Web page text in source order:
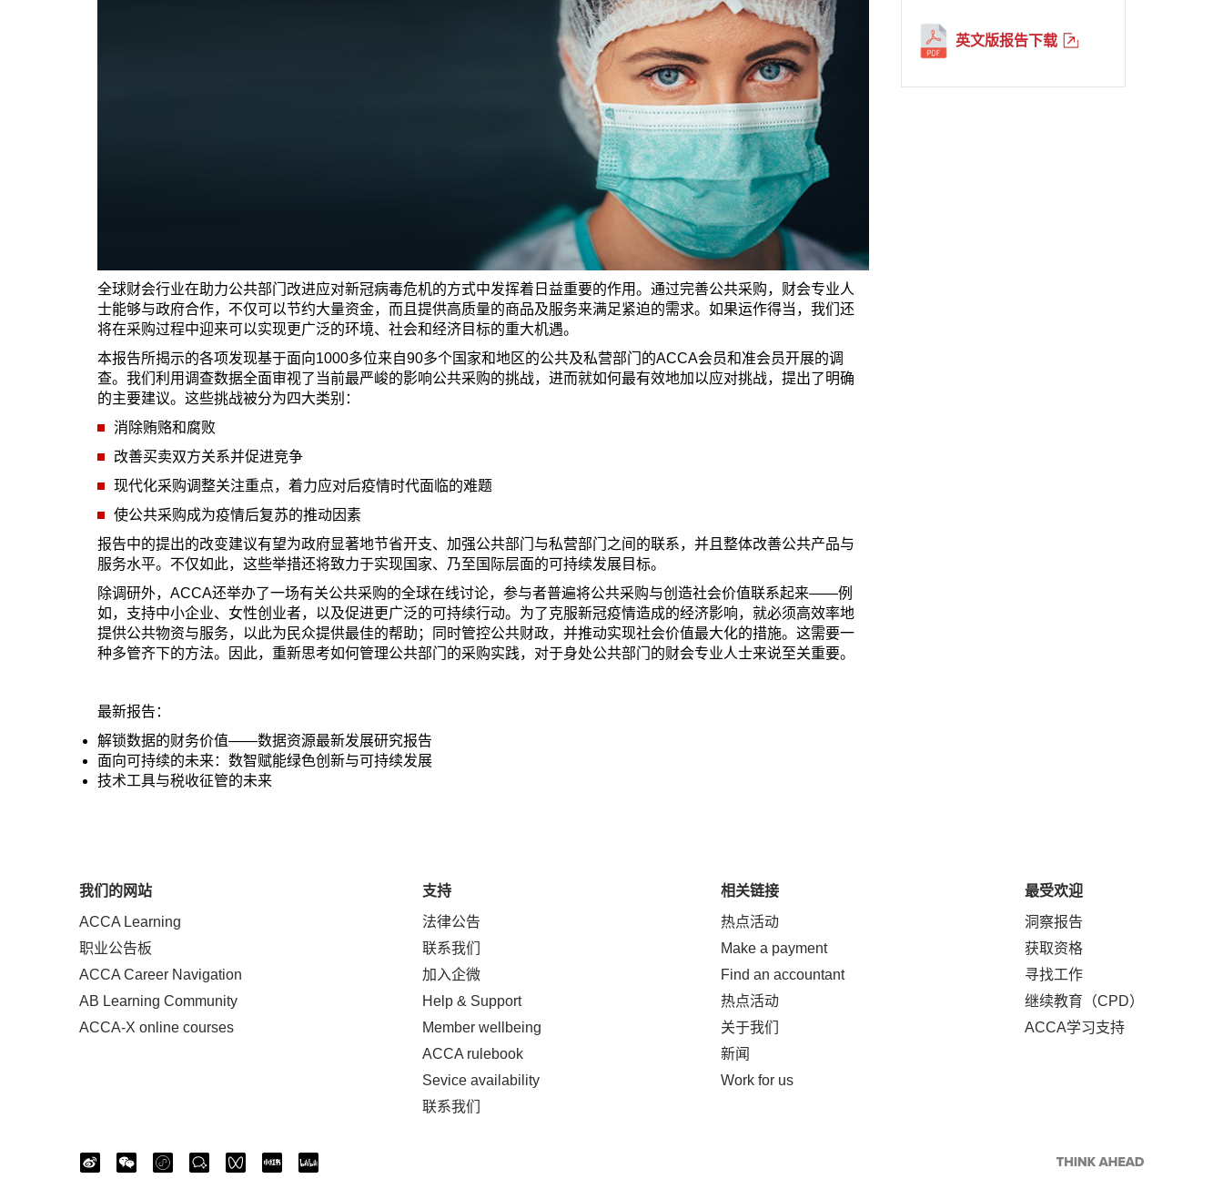
全球财会行业在助力公共部门改进应对新冠病毒危机的方式中发挥着日益重要的作用。通过完善公共采购，财会专业人
士能够与政府合作，不仅可以节约大量资金，而且提供高质量的商品及服务来满足紧迫的需求。如果运作得当，我们还
将在采购过程中迎来可以实现更广泛的环境、社会和经济目标的重大机遇。
本报告所揭示的各项发现基于面向1000多位来自90多个国家和地区的公共及私营部门的ACCA会员和准会员开展的调
查。我们利用调查数据全面审视了当前最严峻的影响公共采购的挑战，进而就如何最有效地加以应对挑战，提出了明确
的主要建议。这些挑战被分为四大类别：
消除贿赂和腐败
改善买卖双方关系并促进竞争
现代化采购调整关注重点，着力应对后疫情时代面临的难题
使公共采购成为疫情后复苏的推动因素
报告中的提出的改变建议有望为政府显著地节省开支、加强公共部门与私营部门之间的联系，并且整体改善公共产品与
服务水平。不仅如此，这些举措还将致力于实现国家、乃至国际层面的可持续发展目标。
除调研外，ACCA还举办了一场有关公共采购的全球在线讨论，参与者普遍将公共采购与创造社会价值联系起来——例
如，支持中小企业、女性创业者，以及促进更广泛的可持续行动。为了克服新冠疫情造成的经济影响，就必须高效率地
提供公共物资与服务，以此为民众提供最佳的帮助；同时管控公共财政，并推动实现社会价值最大化的措施。这需要一
种多管齐下的方法。因此，重新思考如何管理公共部门的采购实践，对于身处公共部门的财会专业人士来说至关重要。
英文版报告下载
最新报告：
解锁数据的财务价值——数据资源最新发展研究报告
面向可持续的未来：数智赋能绿色创新与可持续发展
技术工具与税收征管的未来
我们的网站
ACCA Learning
职业公告板
ACCA Career Navigation
AB Learning Community
ACCA-X online courses
支持
法律公告
联系我们
加入企微
Help & Support
Member wellbeing
ACCA rulebook
Sevice availability
联系我们
相关链接
热点活动
Make a payment
Find an accountant
热点活动
关于我们
新闻
Work for us
最受欢迎
洞察报告
获取资格
寻找工作
继续教育（CPD）
ACCA学习支持